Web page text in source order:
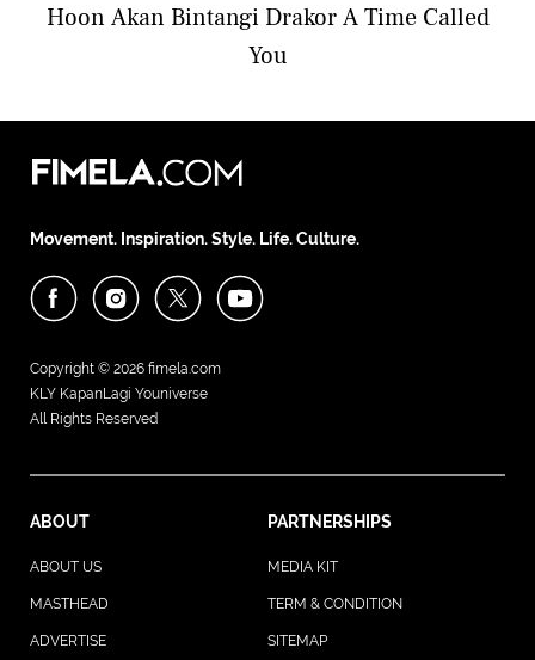
Hoon Akan Bintangi Drakor A Time Called
You
Movement. Inspiration. Style. Life. Culture.
Copyright © 2026 fimela.com
KLY KapanLagi Youniverse
All Rights Reserved
ABOUT PARTNERSHIPS
ABOUT US MEDIA KIT
MASTHEAD TERM & CONDITION
ADVERTISE
SITEMAP